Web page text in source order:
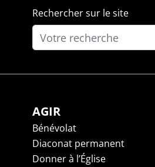
Rechercher sur le site
AGIR
Bénévolat
Diaconat permanent
Donner à l’Église